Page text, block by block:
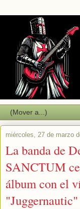
miércoles, 27 de marzo
La banda de
SANCTUM
álbum con el
"Juggernautic"